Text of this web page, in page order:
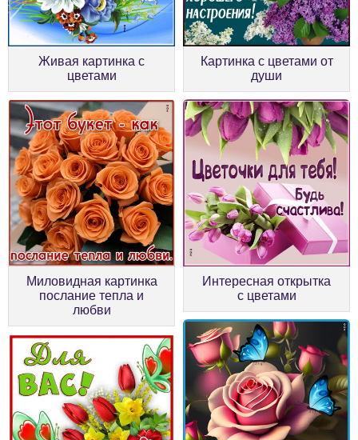
Живая картинка с
цветами
Картинка с цветами от
души
Миловидная картинка
послание тепла и
любви
Интересная открытка
с цветами